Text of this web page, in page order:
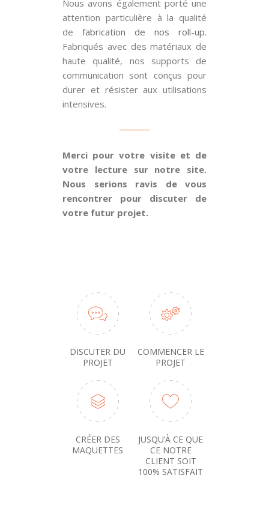
Nous avons également porté une
attention particulière à la qualité
de fabrication de nos roll-up.
Fabriqués avec des matériaux de
haute qualité, nos supports de
communication sont conçus pour
durer et résister aux utilisations
intensives.
Merci pour votre visite et de
votre lecture sur notre site.
Nous serions ravis de vous
rencontrer pour discuter de
votre futur projet.
DISCUTER DU
PROJET
COMMENCER LE
PROJET
CRÉER DES
MAQUETTES
JUSQU’À CE QUE
CE NOTRE
CLIENT SOIT
100% SATISFAIT